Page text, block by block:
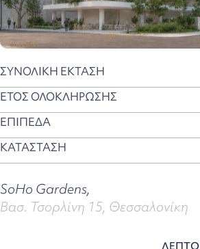
ΣΥΝΟΛΙΚΗ ΕΚΤΑΣΗ
ΕΤΟΣ ΟΛΟΚΛΗΡΩΣΗΣ
ΕΠΙΠΕΔΑ
ΚΑΤΑΣΤΑΣΗ
SoHo Gardens,
Βασ. Τσορλίνη 15, Θεσσαλονίκη